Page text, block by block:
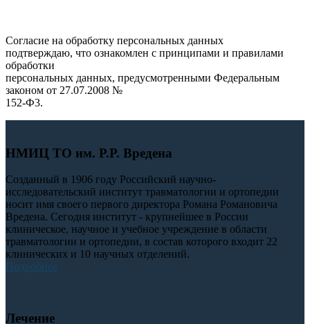
Согласие на обработку персональных данных
подтверждаю, что ознакомлен с принципами и правилами
обработки
персональных данных, предусмотренными Федеральным
законом от 27.07.2008 №
152-Ф3.
НМИЦ ТО им. Р.Р. Вредена
Созданный в 1906 году Российский научно-
исследовательский институт травматологии и ортопедии
носит имя своего первого директора Романа Романовича
Вредена. Сегодня институт - крупнейшее в России
клиническое, научное и учебное учреждение в области
травматологии и ортопедии, в состав которого входит 22
клинических и 10 научных отделений.
Подробнее
Лечение